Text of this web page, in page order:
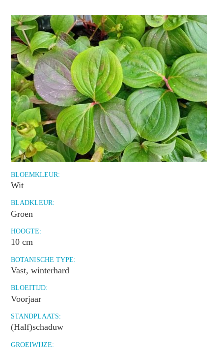
BLOEMKLEUR:
Wit
BLADKLEUR:
Groen
HOOGTE:
10 cm
BOTANISCHE TYPE:
Vast, winterhard
BLOEITIJD:
Voorjaar
STANDPLAATS:
(Half)schaduw
GROEIWIJZE: